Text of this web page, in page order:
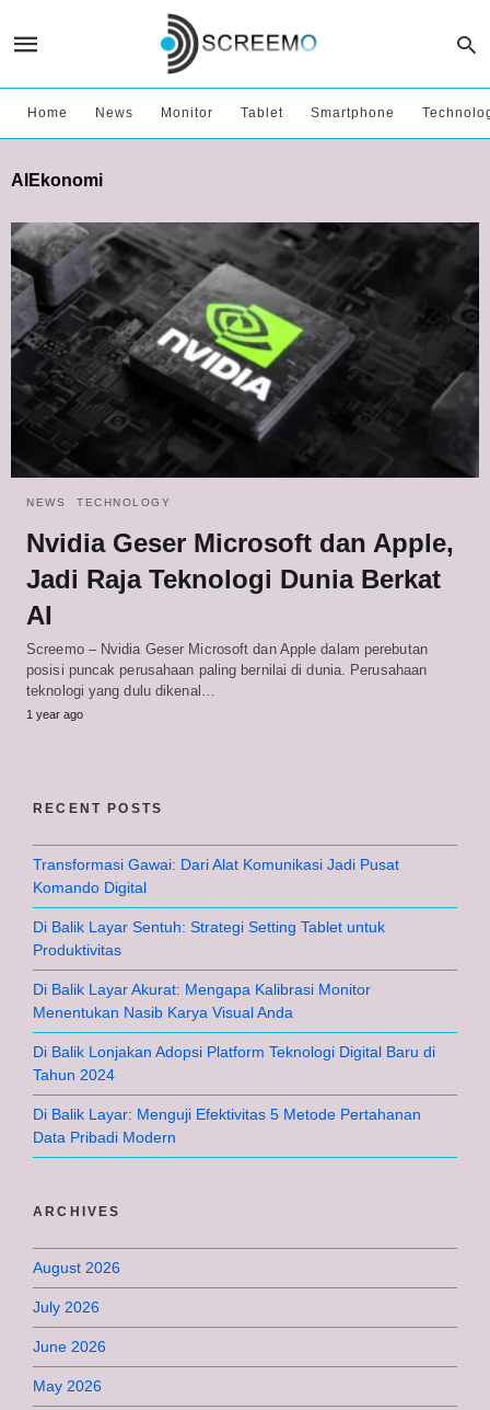
Home News Monitor Tablet Smartphone
AIEkonomi
NEWS TECHNOLOGY
Nvidia Geser Microsoft dan Apple,
Jadi Raja Teknologi Dunia Berkat
AI
Screemo – Nvidia Geser Microsoft dan Apple dalam perebutan
posisi puncak perusahaan paling bernilai di dunia. Perusahaan
teknologi yang dulu dikenal…
1 year ago
RECENT POSTS
Transformasi Gawai: Dari Alat Komunikasi Jadi Pusat
Komando Digital
Di Balik Layar Sentuh: Strategi Setting Tablet untuk
Produktivitas
Di Balik Layar Akurat: Mengapa Kalibrasi Monitor
Menentukan Nasib Karya Visual Anda
Di Balik Lonjakan Adopsi Platform Teknologi Digital Baru di
Tahun 2024
Di Balik Layar: Menguji Efektivitas 5 Metode Pertahanan
Data Pribadi Modern
ARCHIVES
August 2026
July 2026
June 2026
May 2026